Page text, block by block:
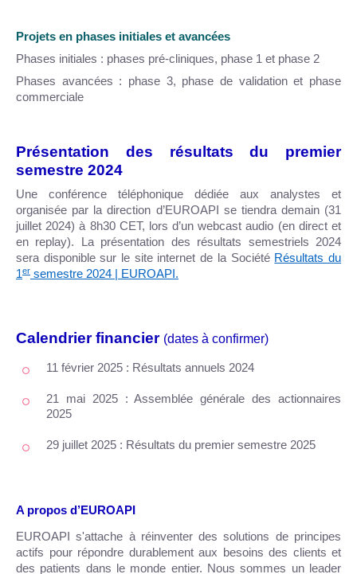
Projets en phases initiales et avancées
Phases initiales : phases pré-cliniques, phase 1 et phase 2
Phases avancées : phase 3, phase de validation et phase
commerciale
Présentation des résultats du premier
semestre 2024
Une conférence téléphonique dédiée aux analystes et
organisée par la direction d’EUROAPI se tiendra demain (31
juillet 2024) à 8h30 CET, lors d’un webcast audio (en direct et
en replay). La présentation des résultats semestriels 2024
sera disponible sur le site internet de la Société Résultats du
1er semestre 2024 | EUROAPI .
Calendrier financier (dates à confirmer)
11 février 2025 : Résultats annuels 2024
21 mai 2025 : Assemblée générale des actionnaires
2025
29 juillet 2025 : Résultats du premier semestre 2025
A propos d’EUROAPI
EUROAPI s'attache à réinventer des solutions de principes
actifs pour répondre durablement aux besoins des clients et
des patients dans le monde entier. Nous sommes un leader